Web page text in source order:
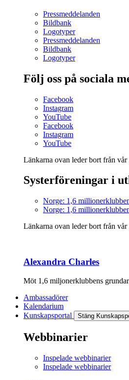
Pressmeddelanden
Bildbank
Logotyper
Pressmeddelanden
Bildbank
Logotyper
Följ oss på sociala
Facebook
Instagram
YouTube
Facebook
Instagram
YouTube
Länkarna ovan leder bort från
Systerföreningar i
Norge: 1,6
Norge: 1,6
Länkarna ovan leder bort från
Alexandra Charles
Möt 1,6 miljonerklubbens
Ambassadörer
Kalendarium
Kunskapsportal
Stäng
Webbinarier
Inspelade webbinarier
Inspelade webbinarier